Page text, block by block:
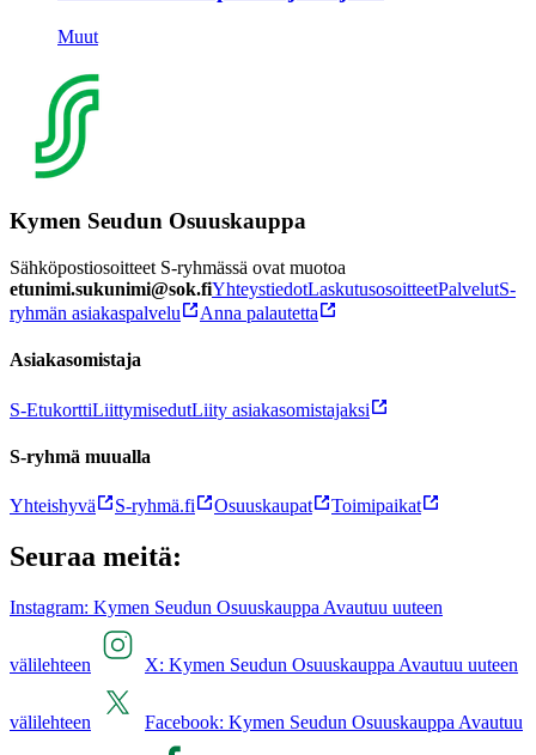
Muut
Kymen Seudun Osuuskauppa
Sähköpostiosoitteet S-ryhmässä ovat muotoa
etunimi.sukunimi@sok.fiYhteystiedotLaskutusosoitteetPalvelutS-
ryhmän asiakaspalvelu
Anna palautetta
Asiakasomistaja
S-EtukorttiLiittymisedutLiity asiakasomistajaksi
S-ryhmä muualla
Yhteishyvä S-ryhmä.fi Osuuskaupat Toimipaikat
Seuraa meitä:
Instagram: Kymen Seudun Osuuskauppa Avautuu uuteen
välilehteen X: Kymen Seudun Osuuskauppa Avautuu uuteen
välilehteen Facebook: Kymen Seudun Osuuskauppa Avautuu